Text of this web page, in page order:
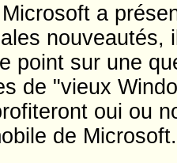
a
nouveautés,
point sur une
de "vieux
oui ou
de